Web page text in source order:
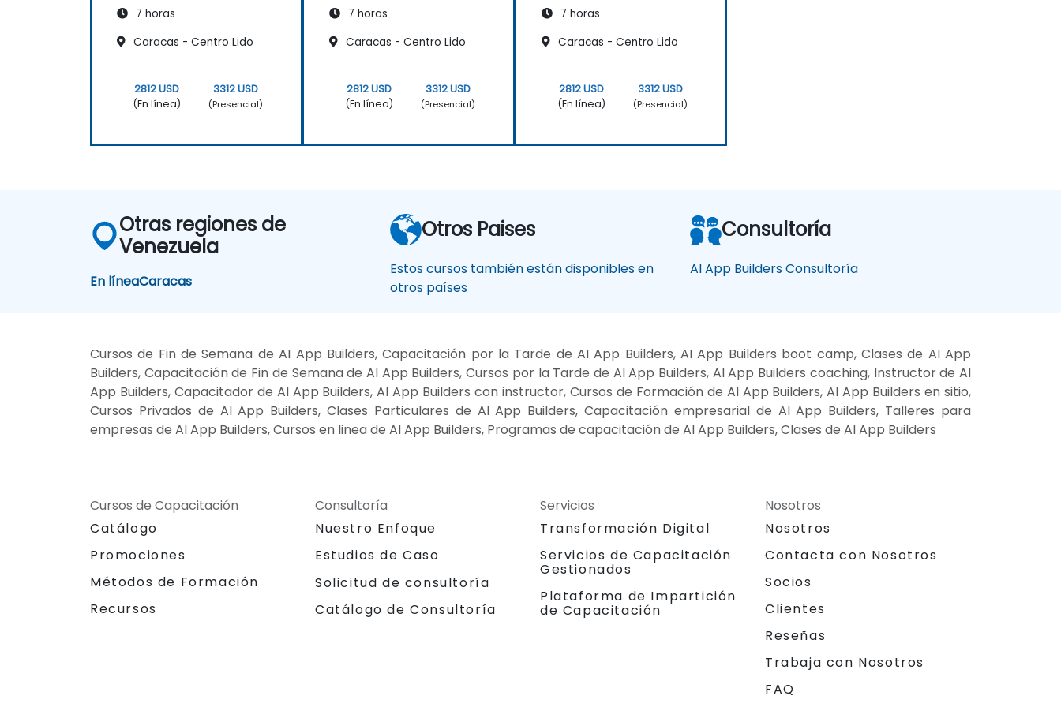
7 horas
Caracas - Centro Lido
2812 USD
(En línea)
3312 USD
(Presencial)
7 horas
Caracas - Centro Lido
2812 USD
(En línea)
3312 USD
(Presencial)
7 horas
Caracas - Centro Lido
2812 USD
(En línea)
3312 USD
(Presencial)
Otras regiones de
Venezuela
En líneaCaracas
Otros Paises
Estos cursos también están disponibles en
otros países
Consultoría
AI App Builders Consultoría
Cursos de Fin de Semana de AI App Builders, Capacitación por la Tarde de AI App Builders, AI App Builders boot camp, Clases de AI App
Builders, Capacitación de Fin de Semana de AI App Builders, Cursos por la Tarde de AI App Builders, AI App Builders coaching, Instructor de AI
App Builders, Capacitador de AI App Builders, AI App Builders con instructor, Cursos de Formación de AI App Builders, AI App Builders en sitio,
Cursos Privados de AI App Builders, Clases Particulares de AI App Builders, Capacitación empresarial de AI App Builders, Talleres para
empresas de AI App Builders, Cursos en linea de AI App Builders, Programas de capacitación de AI App Builders, Clases de AI App Builders
Cursos de Capacitación
Catálogo
Promociones
Métodos de Formación
Recursos
Consultoría
Nuestro Enfoque
Estudios de Caso
Solicitud de consultoría
Catálogo de Consultoría
Servicios
Transformación Digital
Servicios de Capacitación
Gestionados
Plataforma de Impartición
de Capacitación
Nosotros
Nosotros
Contacta con Nosotros
Socios
Clientes
Reseñas
Trabaja con Nosotros
FAQ